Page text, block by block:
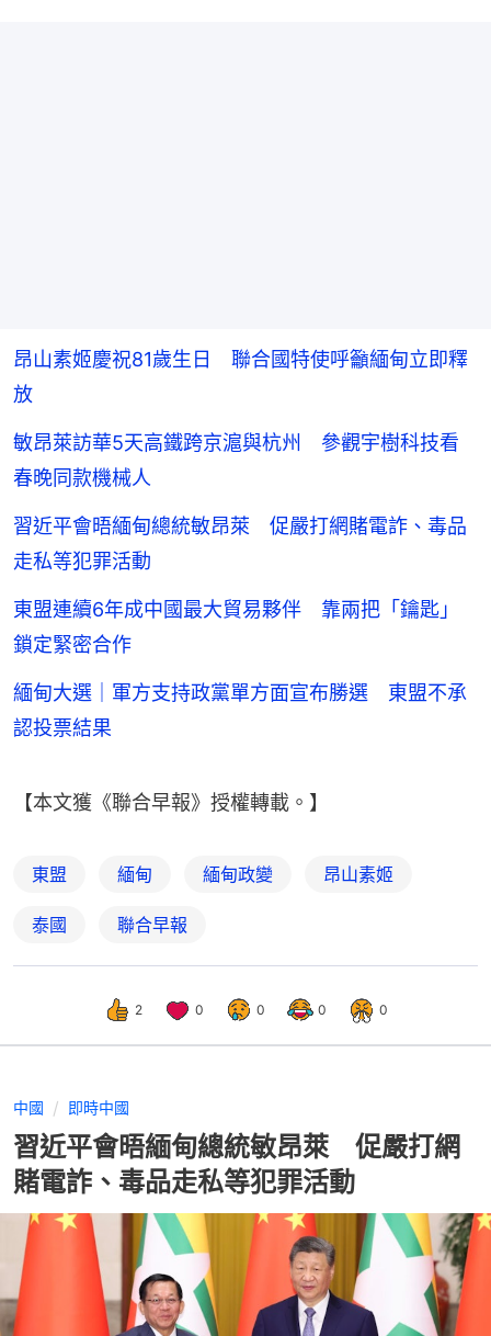
昂山素姬慶祝81歲生日 聯合國特使呼籲緬甸立即釋
放
敏昂萊訪華5天高鐵跨京滬與杭州 參觀宇樹科技看
春晚同款機械人
習近平會晤緬甸總統敏昂萊 促嚴打網賭電詐、毒品
走私等犯罪活動
東盟連續6年成中國最大貿易夥伴 靠兩把「鑰匙」
鎖定緊密合作
緬甸大選｜軍方支持政黨單方面宣布勝選 東盟不承
認投票結果
【本文獲《聯合早報》授權轉載。】
東盟 緬甸 緬甸政變 昂山素姬
泰國 聯合早報
2 0 0 0 0
中國 即時中國
習近平會晤緬甸總統敏昂萊 促嚴打網
賭電詐、毒品走私等犯罪活動